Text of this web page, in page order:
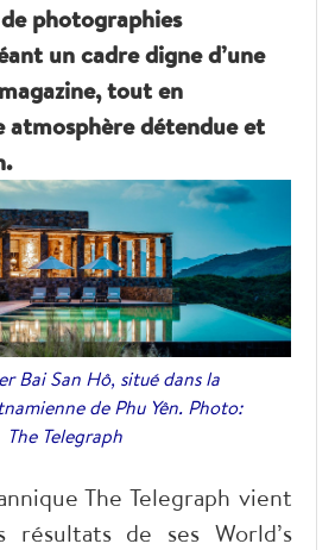
photographies
un cadre digne d’une
tout en
atmosphère détendue et
Bai San Hô, situé dans la
de Phu Yên. Photo:
The Telegraph
The Telegraph vient
résultats de ses World’s